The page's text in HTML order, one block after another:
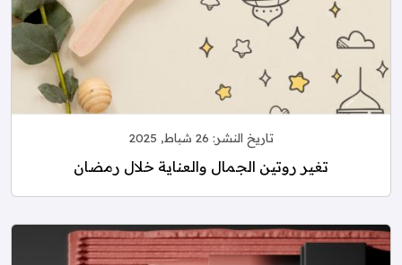
تاريخ النشر: 26 شباط, 2025
تغير روتين الجمال والعناية خلال رمضان